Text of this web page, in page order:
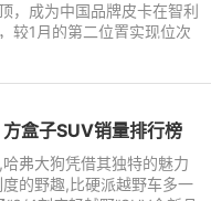
，成为中国品牌皮卡在智利
较1月的第二位置实现位次
度的双重跃升。此外，风骏
盒子SUV销量排行榜
弗大狗凭借其独特的魅力
的野趣,比硬派越野车多一